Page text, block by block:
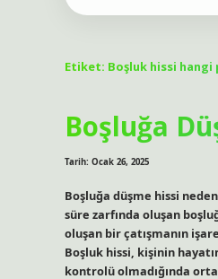
Etiket: Boşluk hissi
Boşluğa
Tarih: Ocak 26, 2025
Boşluğa düşme hissi
süre zarfında oluşan
oluşan bir çatışmanın
Boşluk hissi, kişinin
kontrolü olmadığında